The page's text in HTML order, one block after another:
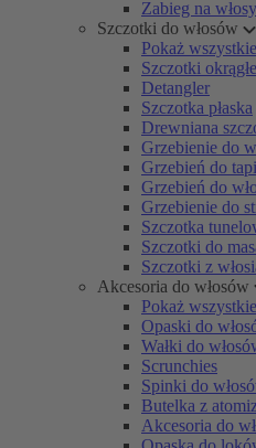
Zabieg na
Szczotki do włosów
Pokaż wszystkie
Szczotki okrągłe
Detangler
Szczotka płaska
Drewniana
Grzebienie do
Grzebień do
Grzebień do
Grzebienie do
Szczotka
Szczotki do
Szczotki z
Akcesoria do włosów
Pokaż wszystkie
Opaski do
Wałki do
Scrunchies
Spinki do
Butelka z
Akcesoria do